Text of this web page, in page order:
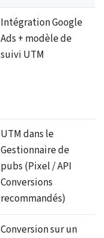
Intégration Google
Ads + modèle de
suivi UTM
UTM dans le
Gestionnaire de
pubs (Pixel / API
Conversions
recommandés)
Conversion sur un